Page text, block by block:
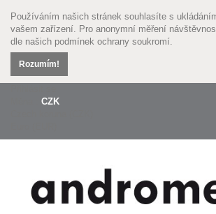
Rozumím!
Používáním našich stránek souhlasíte s
vašem zařízení. Pro anonymní měření
dle našich podmínek ochrany soukromí.
CZK